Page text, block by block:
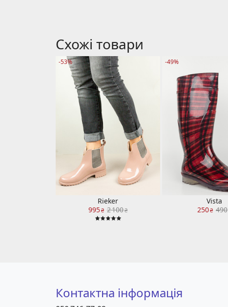
Схожі товари
-53%
Rieker
995₴ 2 100₴
-49%
Vista
250₴ 490
Контактна інформація